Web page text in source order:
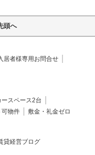
頭へ
居者様専用お問合せ
ースペース2台
可物件 敷金・礼金ゼロ
貸経営ブログ